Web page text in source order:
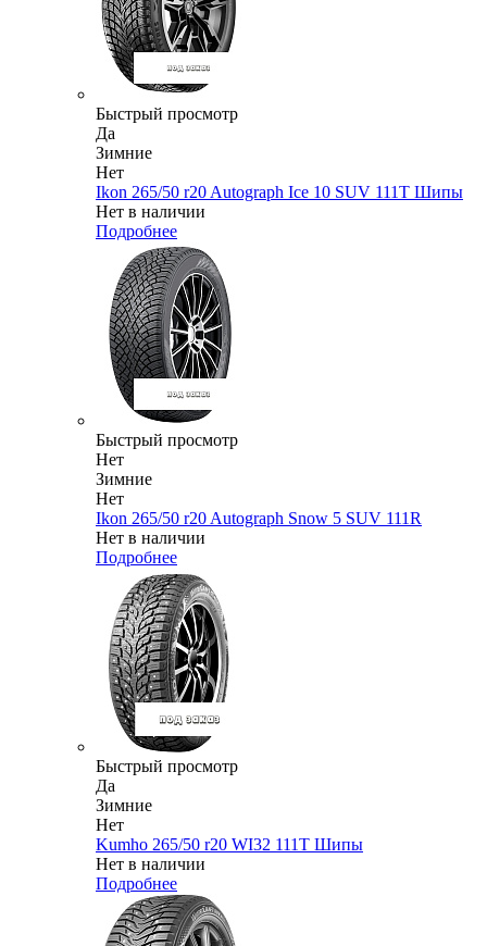
Быстрый просмотр
Да
Зимние
Нет
Ikon 265/50 r20 Autograph Ice 10 SUV 111T Шипы
Нет в наличии
Подробнее
Быстрый просмотр
Нет
Зимние
Нет
Ikon 265/50 r20 Autograph Snow 5 SUV 111R
Нет в наличии
Подробнее
Быстрый просмотр
Да
Зимние
Нет
Kumho 265/50 r20 WI32 111T Шипы
Нет в наличии
Подробнее